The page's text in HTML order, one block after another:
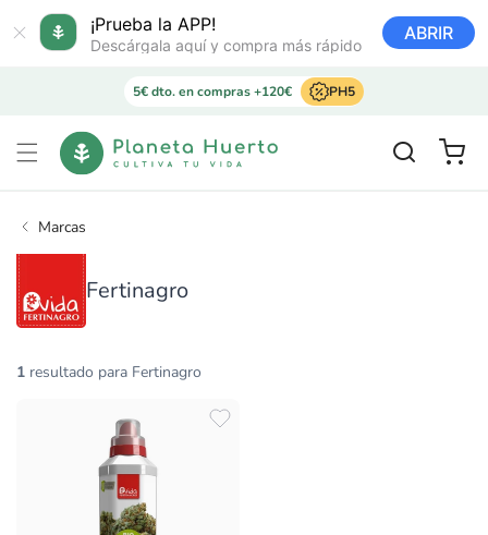
¡Prueba la APP!
Descárgala aquí y compra más rápido
ABRIR
directamente
al contenido
5€ dto. en compras +120€ PH5
Carrito
Marcas
Fertinagro
1 resultado para Fertinagro